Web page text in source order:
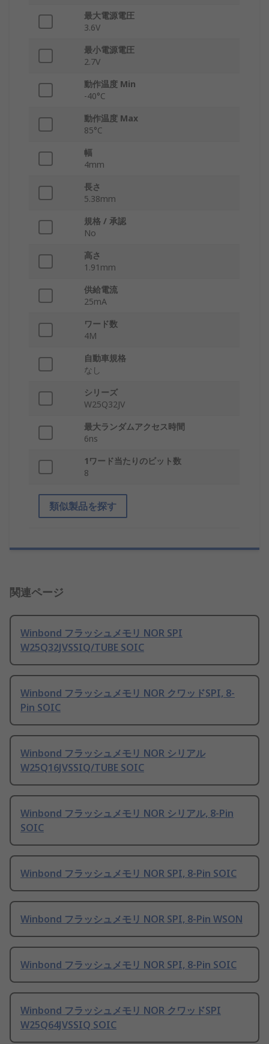
最大電源電圧
3.6V
最小電源電圧
2.7V
動作温度 Min
-40°C
動作温度 Max
85°C
幅
4mm
長さ
5.38mm
規格 / 承認
No
高さ
1.91mm
供給電流
25mA
ワード数
4M
自動車規格
なし
シリーズ
W25Q32JV
最大ランダムアクセス時間
6ns
1ワード当たりのビット数
8
類似製品を探す
関連ページ
Winbond フラッシュメモリ NOR SPI
W25Q32JVSSIQ/TUBE SOIC
Winbond フラッシュメモリ NOR クワッドSPI, 8-
Pin SOIC
Winbond フラッシュメモリ NOR シリアル
W25Q16JVSSIQ/TUBE SOIC
Winbond フラッシュメモリ NOR シリアル, 8-Pin
SOIC
Winbond フラッシュメモリ NOR SPI, 8-Pin SOIC
Winbond フラッシュメモリ NOR SPI, 8-Pin WSON
Winbond フラッシュメモリ NOR SPI, 8-Pin SOIC
Winbond フラッシュメモリ NOR クワッドSPI
W25Q64JVSSIQ SOIC